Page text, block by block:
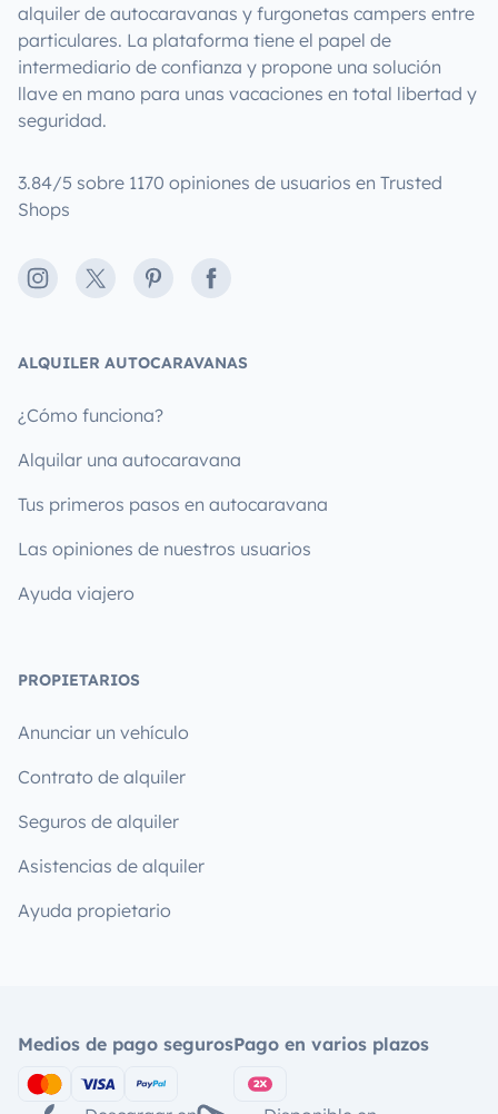
alquiler de autocaravanas y furgonetas campers entre
particulares. La plataforma tiene el papel de
intermediario de confianza y propone una solución
llave en mano para unas vacaciones en total libertad y
seguridad.
3.84/5 sobre 1170 opiniones de usuarios en Trusted
Shops
Instagram
X PinterestFacebook
ALQUILER AUTOCARAVANAS
¿Cómo funciona?
Alquilar una autocaravana
Tus primeros pasos en autocaravana
Las opiniones de nuestros usuarios
Ayuda viajero
PROPIETARIOS
Anunciar un vehículo
Contrato de alquiler
Seguros de alquiler
Asistencias de alquiler
Ayuda propietario
Medios de pago segurosPago en varios plazos